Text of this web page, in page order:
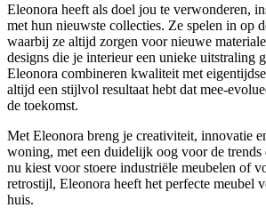
Eleonora heeft als doel jou te verwonderen,
met hun nieuwste collecties. Ze spelen in op
waarbij ze altijd zorgen voor nieuwe
designs die je interieur een unieke uitstraling
Eleonora combineren kwaliteit met
altijd een stijlvol resultaat hebt dat mee-
de toekomst.
Met Eleonora breng je creativiteit, innovatie
woning, met een duidelijk oog voor de trends
nu kiest voor stoere industriële meubelen of
retrostijl, Eleonora heeft het perfecte meubel
huis.